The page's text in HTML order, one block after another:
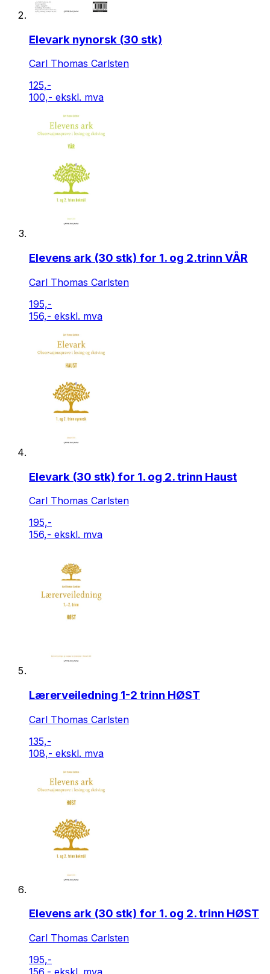
Elevark nynorsk (30 stk)
Carl Thomas Carlsten
125,-
100,- ekskl. mva
Elevens ark (30 stk) for 1. og 2.trinn VÅR
Carl Thomas Carlsten
195,-
156,- ekskl. mva
Elevark (30 stk) for 1. og 2. trinn Haust
Carl Thomas Carlsten
195,-
156,- ekskl. mva
Lærerveiledning 1-2 trinn HØST
Carl Thomas Carlsten
135,-
108,- ekskl. mva
Elevens ark (30 stk) for 1. og 2. trinn HØST
Carl Thomas Carlsten
195,-